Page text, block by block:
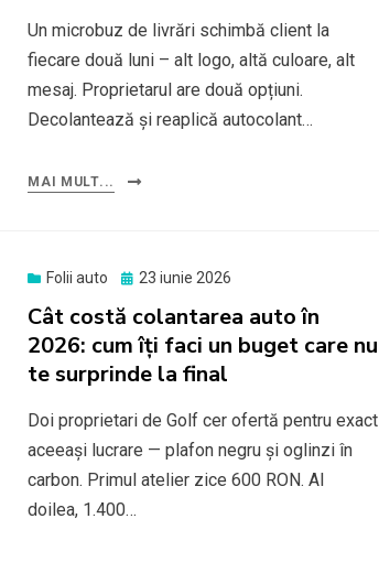
Un microbuz de livrări schimbă client la
fiecare două luni – alt logo, altă culoare, alt
mesaj. Proprietarul are două opțiuni.
Decolantează și reaplică autocolant…
MAI MULT...
Folii auto
Posted
on
23 iunie 2026
Cât costă colantarea auto în
2026: cum îți faci un buget care nu
te surprinde la final
Doi proprietari de Golf cer ofertă pentru exact
aceeași lucrare — plafon negru și oglinzi în
carbon. Primul atelier zice 600 RON. Al
doilea, 1.400…